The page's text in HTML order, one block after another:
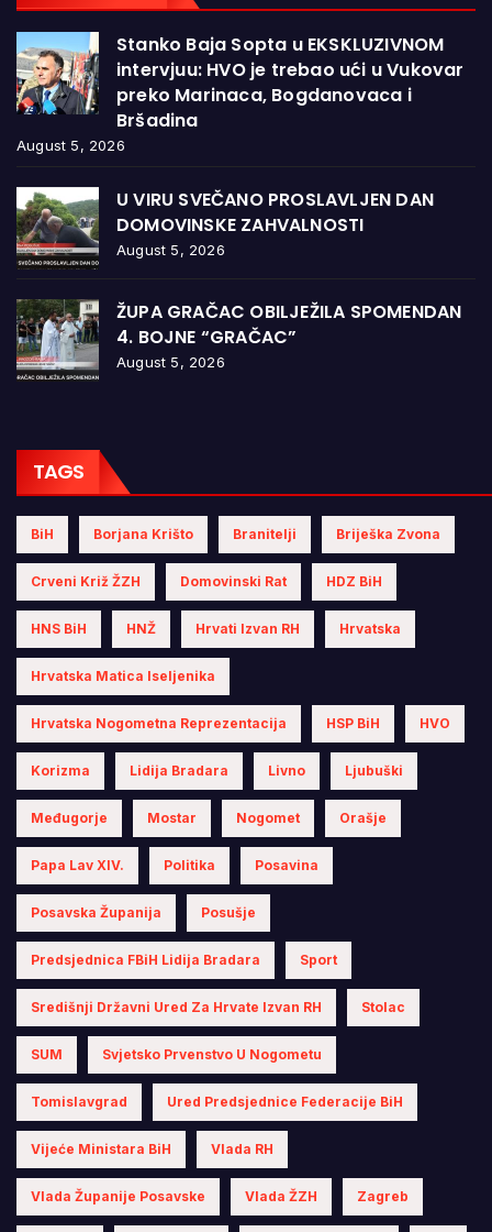
Stanko Baja Sopta u EKSKLUZIVNOM
intervjuu: HVO je trebao ući u Vukovar
preko Marinaca, Bogdanovaca i
Bršadina
August 5, 2026
U VIRU SVEČANO PROSLAVLJEN DAN
DOMOVINSKE ZAHVALNOSTI
August 5, 2026
ŽUPA GRAČAC OBILJEŽILA SPOMENDAN
4. BOJNE “GRAČAC”
August 5, 2026
TAGS
BiH Borjana Krišto Branitelji Briješka Zvona
Crveni Križ ŽZH Domovinski Rat HDZ BiH
HNS BiH HNŽ Hrvati Izvan RH Hrvatska
Hrvatska Matica Iseljenika
Hrvatska Nogometna Reprezentacija HSP BiH HVO
Korizma Lidija Bradara Livno Ljubuški
Međugorje Mostar Nogomet Orašje
Papa Lav XIV. Politika Posavina
Posavska Županija Posušje
Predsjednica FBiH Lidija Bradara Sport
Središnji Državni Ured Za Hrvate Izvan RH Stolac
SUM Svjetsko Prvenstvo U Nogometu
Tomislavgrad Ured Predsjednice Federacije BiH
Vijeće Ministara BiH Vlada RH
Vlada Županije Posavske Vlada ŽZH Zagreb